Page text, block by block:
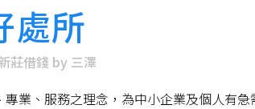
處所
莊借錢 by 三澤
專業、服務之理念，為中小企業及個人有